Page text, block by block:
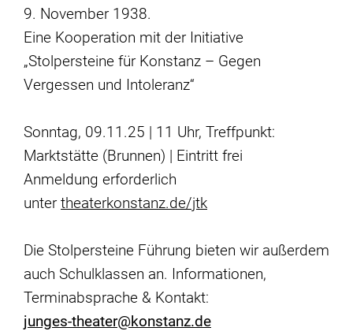
9. November 1938.
Eine Kooperation mit der Initiative
„Stolpersteine für Konstanz – Gegen
Vergessen und Intoleranz“
Sonntag, 09.11.25 | 11 Uhr, Treffpunkt:
Marktstätte (Brunnen) | Eintritt frei
Anmeldung erforderlich
unter theaterkonstanz.de/jtk
Die Stolpersteine Führung bieten wir außerdem
auch Schulklassen an. Informationen,
Terminabsprache & Kontakt:
junges-theater@konstanz.de